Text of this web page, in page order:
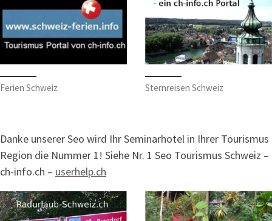
Ferien Schweiz Sternreisen Schweiz
Danke unserer Seo wird Ihr Seminarhotel in Ihrer Tourismus
Region die Nummer 1! Siehe Nr. 1 Seo Tourismus Schweiz –
ch-info.ch – userhelp.ch